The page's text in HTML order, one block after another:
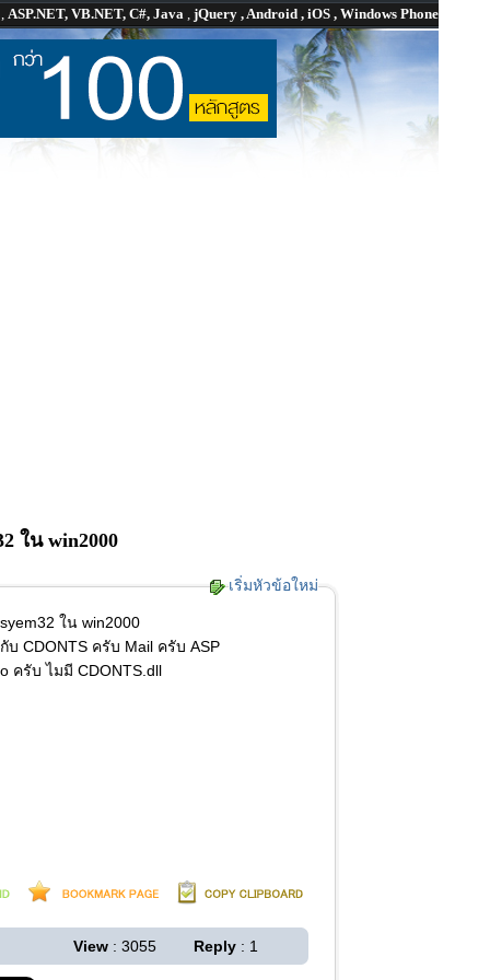
, ASP.NET, VB.NET, C#, Java , jQuery , Android , iOS , Windows Phone
ใน win2000
เริ่มหัวข้อใหม่
ใน win2000
CDONTS ครับ Mail ครับ ASP
ครับ ไมมี CDONTS.dll
View : 3055 Reply : 1